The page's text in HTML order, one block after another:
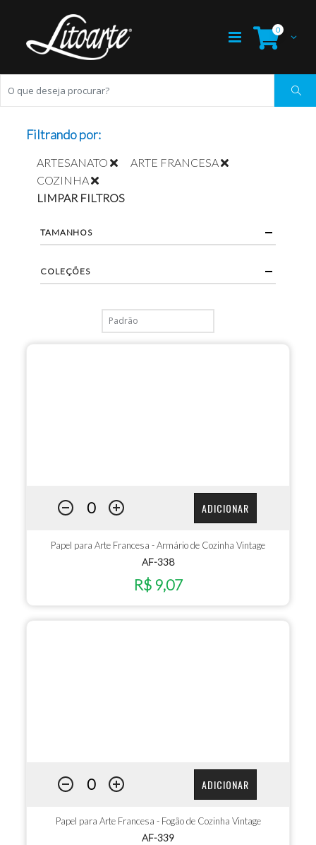
0
ADICIONAR
Papel para Arte Francesa - Armário de Cozinha Vintage
AF-338
R$ 9,07
ADICIONAR
Papel para Arte Francesa - Fogão de Cozinha Vintage
AF-339
Filtrando por:
ARTESANATO
ARTE FRANCESA
COZINHA
LIMPAR FILTROS
TAMANHOS
COLEÇÕES